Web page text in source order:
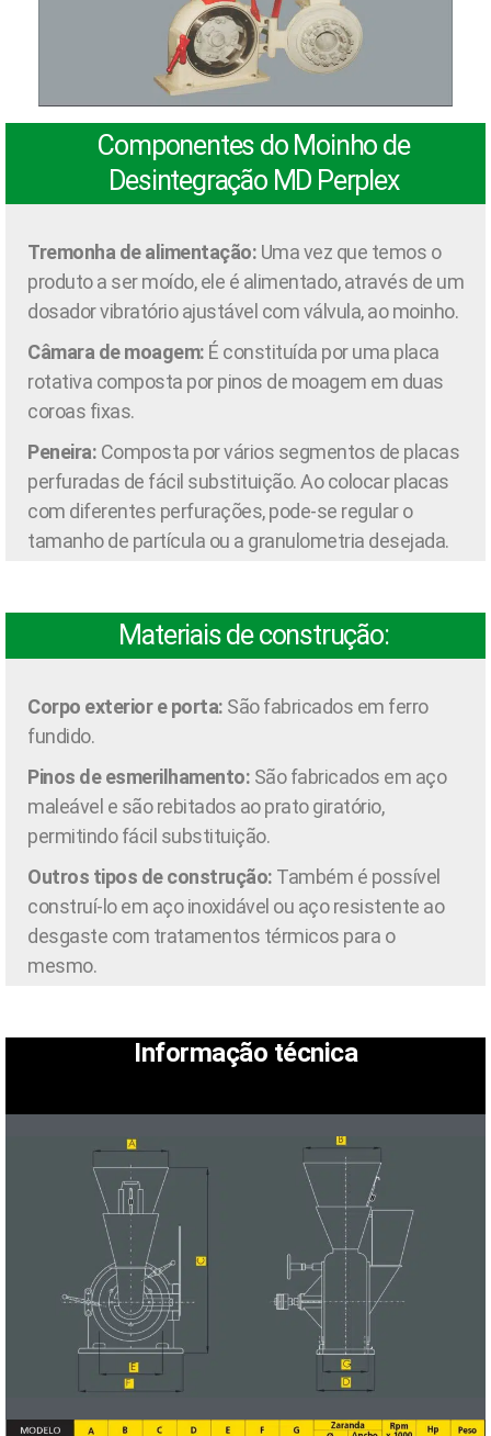
Componentes do Moinho de
Desintegração MD Perplex
Tremonha de alimentação: Uma vez que temos o
produto a ser moído, ele é alimentado, através de um
dosador vibratório ajustável com válvula, ao moinho.
Câmara de moagem: É constituída por uma placa
rotativa composta por pinos de moagem em duas
coroas fixas.
Peneira: Composta por vários segmentos de placas
perfuradas de fácil substituição. Ao colocar placas
com diferentes perfurações, pode-se regular o
tamanho de partícula ou a granulometria desejada.
Materiais de construção:
Corpo exterior e porta: São fabricados em ferro
fundido.
Pinos de esmerilhamento: São fabricados em aço
maleável e são rebitados ao prato giratório,
permitindo fácil substituição.
Outros tipos de construção: Também é possível
construí-lo em aço inoxidável ou aço resistente ao
desgaste com tratamentos térmicos para o
mesmo.
Informação técnica